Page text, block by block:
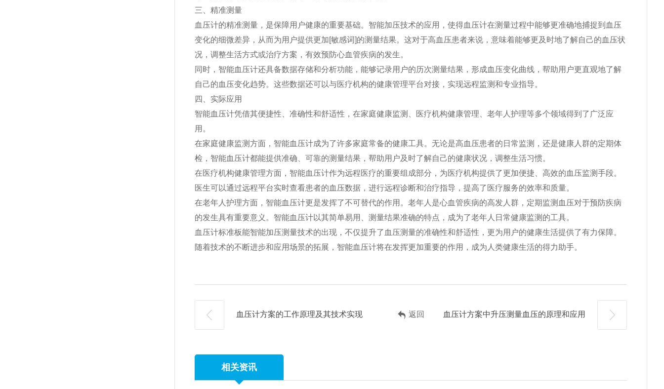
三、精准测量
血压计的精准测量，是保障用户健康的重要基础。智能加压技术的应用，使得血压计在测量过程中能够更准确地捕捉到血压
变化的细微差异，从而为用户提供更加[敏感词]的测量结果。这对于高血压患者来说，意味着能够更及时地了解自己的血压状
况，调整生活方式或治疗方案，有效预防心血管疾病的发生。
同时，智能血压计还具备数据存储和分析功能，能够记录用户的历次测量结果，形成血压变化曲线，帮助用户更直观地了解
自己的血压变化趋势。这些数据还可以与医疗机构的健康管理平台对接，实现远程监测和专业指导。
四、实际应用
智能血压计凭借其便捷性、准确性和舒适性，在家庭健康监测、医疗机构健康管理、老年人护理等多个领域得到了广泛应
用。
在家庭健康监测方面，智能血压计成为了许多家庭常备的健康工具。无论是高血压患者的日常监测，还是健康人群的定期体
检，智能血压计都能提供准确、可靠的测量结果，帮助用户及时了解自己的健康状况，调整生活习惯。
在医疗机构健康管理方面，智能血压计作为远程医疗的重要组成部分，为医疗机构提供了更加便捷、高效的血压监测手段。
医生可以通过远程平台实时查看患者的血压数据，进行远程诊断和治疗指导，提高了医疗服务的效率和质量。
在老年人护理方面，智能血压计更是发挥了不可替代的作用。老年人是心血管疾病的高发人群，定期监测血压对于预防疾病
的发生具有重要意义。智能血压计以其简单易用、测量结果准确的特点，成为了老年人日常健康监测的工具。
血压计标准板能智能加压测量技术的出现，不仅提升了血压测量的准确性和舒适性，更为用户的健康生活提供了有力保障。
随着技术的不断进步和应用场景的拓展，智能血压计将在发挥更加重要的作用，成为人类健康生活的得力助手。
血压计方案的工作原理及其技术实现 血压计方案中升压测量血压的原理和应用
返回
相关资讯